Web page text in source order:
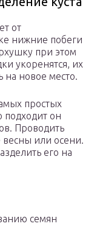
от
нижние побеги
при этом
укоренятся, их
на новое место.
простых
подходит он
Проводить
весны или осени.
его на
семян